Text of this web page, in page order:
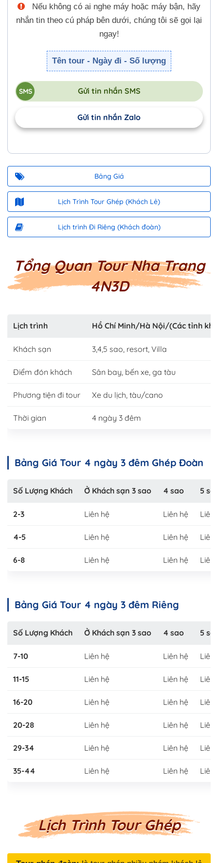
Nếu không có ai nghe máy hoặc máy bận, hãy
nhắn tin theo cú pháp bên dưới, chúng tôi sẽ gọi lại
ngay!
Tên tour - Ngày đi - Số lượng
Gửi tin nhắn SMS
Gửi tin nhắn Zalo
Bảng Giá
Lịch Trình Tour Ghép (Khách Lẻ)
Lịch trình Đi Riêng (Khách đoàn)
Tổng Quan Tour Nha Trang
4N3D
Lịch trình Hồ Chí Minh/Hà Nội/(Các tỉnh
Khách sạn 3,4,5 sao, resort, Villa
Điểm đón khách Sân bay, bến xe, ga tàu
Phương tiện đi tour Xe du lịch, tàu/cano
Thời gian 4 ngày 3 đêm
Bảng Giá Tour 4 ngày 3 đêm Ghép Đoàn
Số Lượng Khách Ở Khách sạn 3 sao 4 sao 5
2-3 Liên hệ Liên hệ Liên
4-5 Liên hệ Liên hệ Liên
6-8 Liên hệ Liên hệ Liên
Bảng Giá Tour 4 ngày 3 đêm Riêng
Số Lượng Khách Ở Khách sạn 3 sao 4 sao 5
7-10 Liên hệ Liên hệ Liên
11-15 Liên hệ Liên hệ Liên
16-20 Liên hệ Liên hệ Liên
20-28 Liên hệ Liên hệ Liên
29-34 Liên hệ Liên hệ Liên
35-44 Liên hệ Liên hệ Liên
Lịch Trình Tour Ghép